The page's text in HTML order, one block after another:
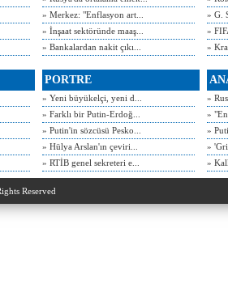
» Merkez: "Enflasyon art...
» İnşaat sektöründe maaş...
» Bankalardan nakit çıkı...
» G.
»
»
PORTRE
» Yeni büyükelçi, yeni d...
» Farklı bir Putin-Erdoğ...
» Putin'in sözcüsü Pesko...
» Hülya Arslan'ın çeviri...
» RTİB genel sekreteri e...
»
»
»
»
»
Reserved